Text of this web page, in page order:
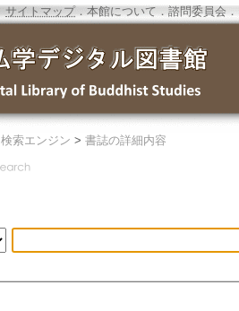
サイトマップ．本館について ． 諮問委員会 ．
検索エンジン > 書誌の詳細内容